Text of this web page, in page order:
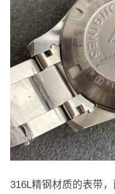
316L精钢材质的表带